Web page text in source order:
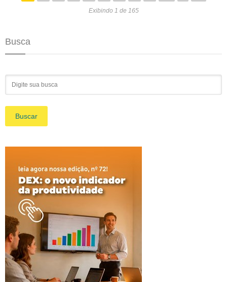
Exibindo 1 de 165
Busca
Buscar